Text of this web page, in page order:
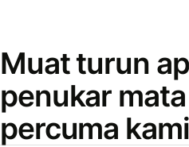
Muat turun
penukar
percuma kami